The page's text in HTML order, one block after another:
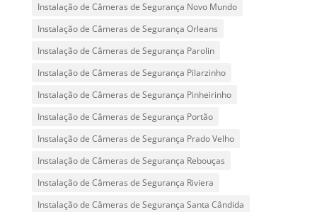
Instalação de Câmeras de Segurança Novo Mundo
Instalação de Câmeras de Segurança Orleans
Instalação de Câmeras de Segurança Parolin
Instalação de Câmeras de Segurança Pilarzinho
Instalação de Câmeras de Segurança Pinheirinho
Instalação de Câmeras de Segurança Portão
Instalação de Câmeras de Segurança Prado Velho
Instalação de Câmeras de Segurança Rebouças
Instalação de Câmeras de Segurança Riviera
Instalação de Câmeras de Segurança Santa Cândida